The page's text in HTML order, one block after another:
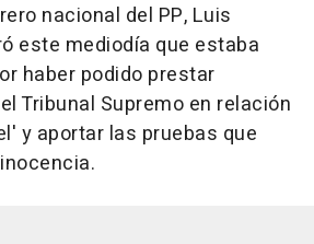
nacional del PP, Luis
este mediodía que estaba
haber podido prestar
Tribunal Supremo en relación
y aportar las pruebas que